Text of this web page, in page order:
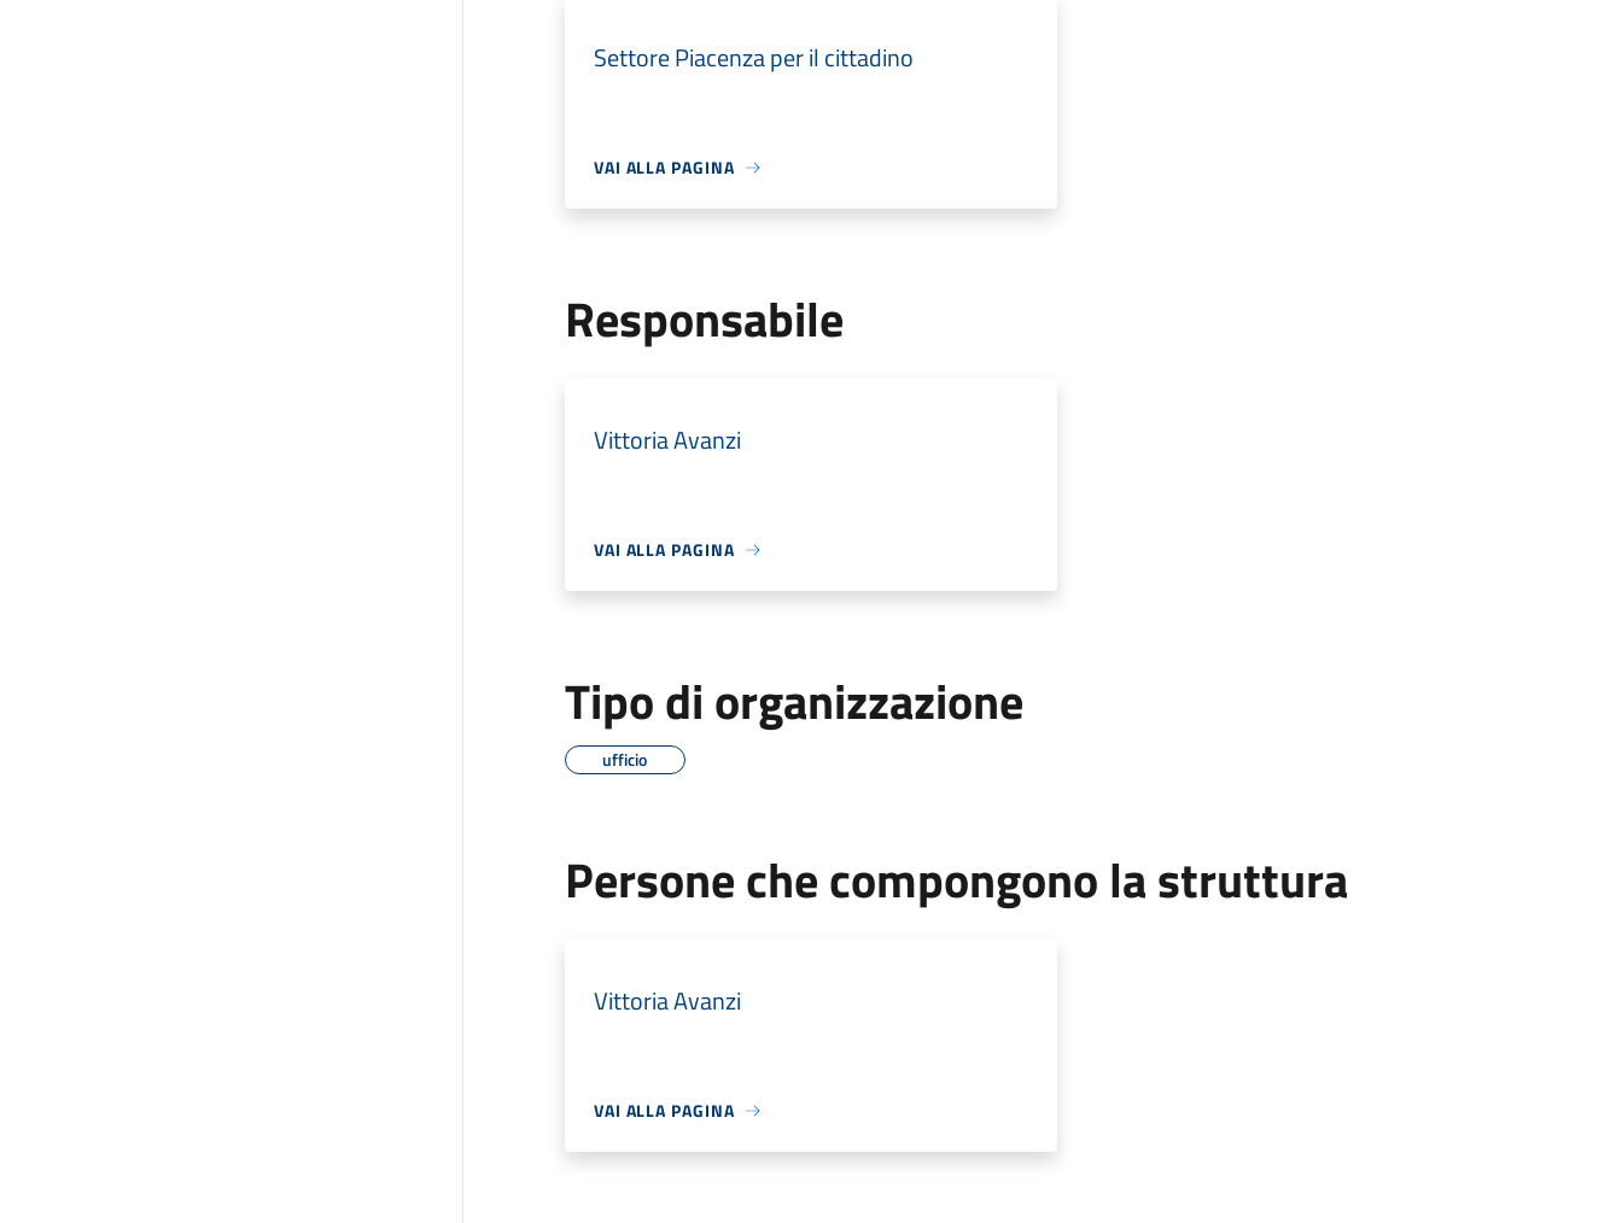
Settore Piacenza per il cittadino
VAI ALLA PAGINA
Responsabile
Vittoria Avanzi
VAI ALLA PAGINA
Tipo di organizzazione
ufficio
Persone che compongono la struttura
Vittoria Avanzi
VAI ALLA PAGINA